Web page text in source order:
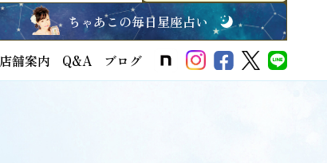
ちゃあこの毎日星座占い
店舗案内 Q&A ブログ